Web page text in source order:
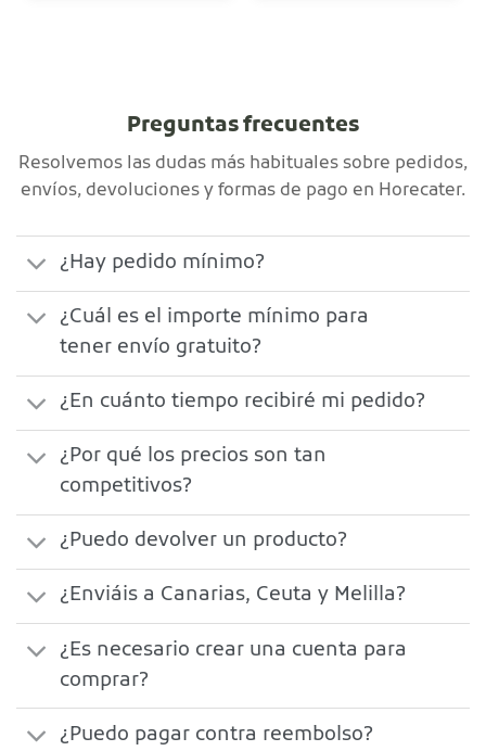
Preguntas frecuentes
Resolvemos las dudas más habituales sobre pedidos,
envíos, devoluciones y formas de pago en Horecater.
¿Hay pedido mínimo?
¿Cuál es el importe mínimo para
tener envío gratuito?
¿En cuánto tiempo recibiré mi pedido?
¿Por qué los precios son tan
competitivos?
¿Puedo devolver un producto?
¿Enviáis a Canarias, Ceuta y Melilla?
¿Es necesario crear una cuenta para
comprar?
¿Puedo pagar contra reembolso?